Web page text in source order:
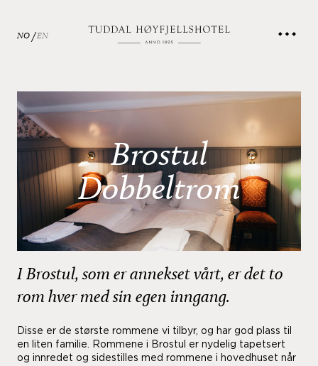
NO EN
Brostul
Dobbeltrom
I Brostul, som er annekset vårt, er det to
rom hver med sin egen inngang.
Disse er de største rommene vi tilbyr, og har god plass til
en liten familie. Rommene i Brostul er nydelig tapetsert
og innredet og sidestilles med rommene i hovedhuset når